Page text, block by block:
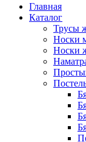
Главная
Каталог
Трусы
Носки
Носки